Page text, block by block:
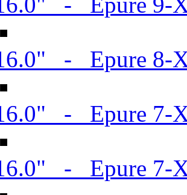
- Epure 8-
- Epure 7-
- Epure 7-